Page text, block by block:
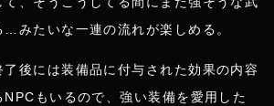
みたいな一連の流れが楽しめる。
了後には装備品に付与された効果の内容
もいるので、強い装備を愛用した